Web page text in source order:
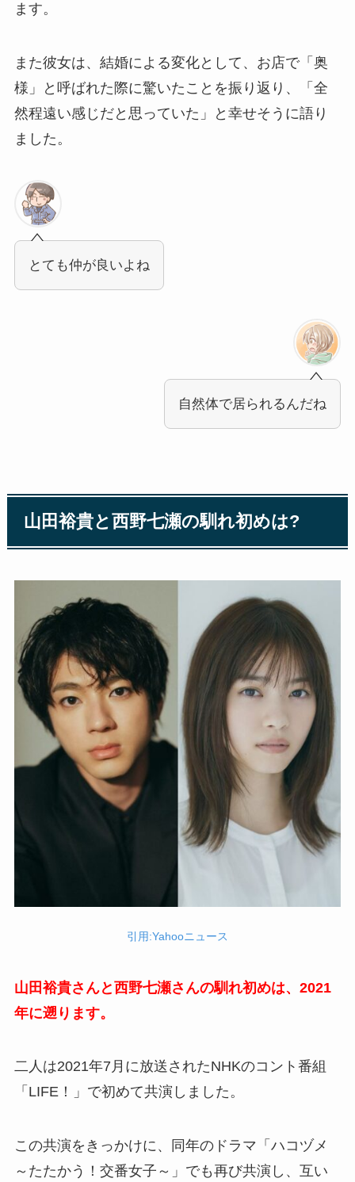
ます。
また彼女は、結婚による変化として、お店で「奥
様」と呼ばれた際に驚いたことを振り返り、「全
然程遠い感じだと思っていた」と幸せそうに語り
ました。
とても仲が良いよね
自然体で居られるんだね
山田裕貴と西野七瀬の馴れ初めは?
引用:Yahooニュース
山田裕貴さんと西野七瀬さんの馴れ初めは、2021
年に遡ります。
二人は2021年7月に放送されたNHKのコント番組
「LIFE！」で初めて共演しました。
この共演をきっかけに、同年のドラマ「ハコヅメ
～たたかう！交番女子～」でも再び共演し、互い